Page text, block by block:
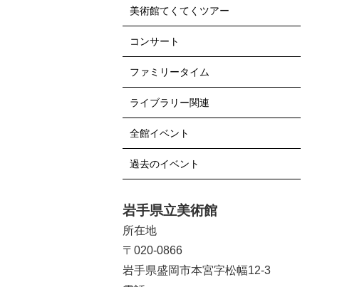
美術館てくてくツアー
コンサート
ファミリータイム
ライブラリー関連
全館イベント
過去のイベント
岩手県立美術館
所在地
〒020-0866
岩手県盛岡市本宮字松幅12-3